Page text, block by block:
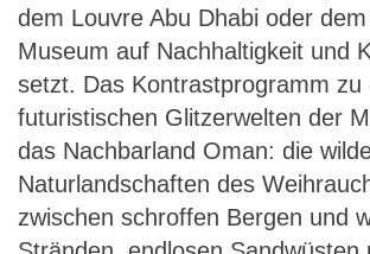
dem Louvre Abu Dhabi oder
Museum auf Nachhaltigkeit und
setzt. Das Kontrastprogramm zu
futuristischen Glitzerwelten der
das Nachbarland Oman: die
Naturlandschaften des
zwischen schroffen Bergen und